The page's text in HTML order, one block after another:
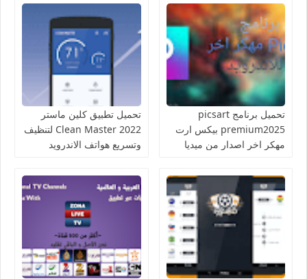
تحميل برنامج picsart
premium2025 بيكس ارت
مهكر اخر اصدار من ميديا
تحميل تطبيق كلين ماستر
Clean Master 2022 لتنظيف
وتسريع هواتف الاندرويد